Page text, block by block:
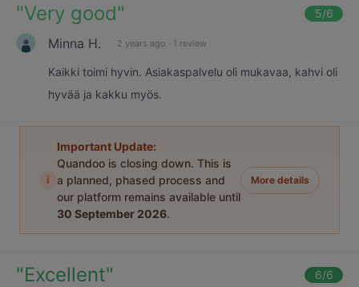
"Very good" 5/6
Minna H. 2 years ago · 1 review
Kaikki toimi hyvin. Asiakaspalvelu oli mukavaa, kahvi oli
hyvää ja kakku myös.
i
Important Update:
Quandoo is closing down. This is
a planned, phased process and
our platform remains available until
30 September 2026.
More details
"Excellent" 6/6